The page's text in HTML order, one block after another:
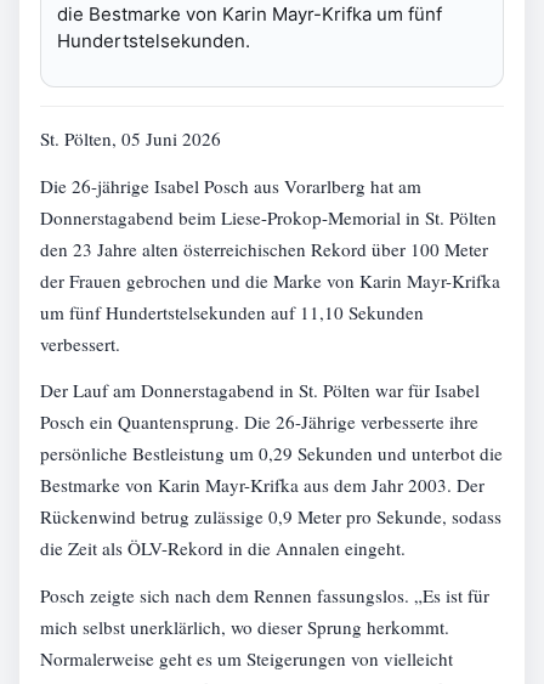
die Bestmarke von Karin Mayr-Krifka um fünf
Hundertstelsekunden.
St. Pölten, 05 Juni 2026
Die 26-jährige Isabel Posch aus Vorarlberg hat am
Donnerstagabend beim Liese-Prokop-Memorial in St. Pölten
den 23 Jahre alten österreichischen Rekord über 100 Meter
der Frauen gebrochen und die Marke von Karin Mayr-Krifka
um fünf Hundertstelsekunden auf 11,10 Sekunden
verbessert.
Der Lauf am Donnerstagabend in St. Pölten war für Isabel
Posch ein Quantensprung. Die 26-Jährige verbesserte ihre
persönliche Bestleistung um 0,29 Sekunden und unterbot die
Bestmarke von Karin Mayr-Krifka aus dem Jahr 2003. Der
Rückenwind betrug zulässige 0,9 Meter pro Sekunde, sodass
die Zeit als ÖLV-Rekord in die Annalen eingeht.
Posch zeigte sich nach dem Rennen fassungslos. „Es ist für
mich selbst unerklärlich, wo dieser Sprung herkommt.
Normalerweise geht es um Steigerungen von vielleicht